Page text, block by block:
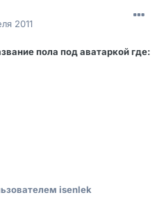
2011
пола под аватаркой где:
isenlek